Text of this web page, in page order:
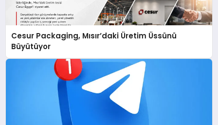
Cesur Packaging, Mısır’daki Üretim Üssünü
Büyütüyor